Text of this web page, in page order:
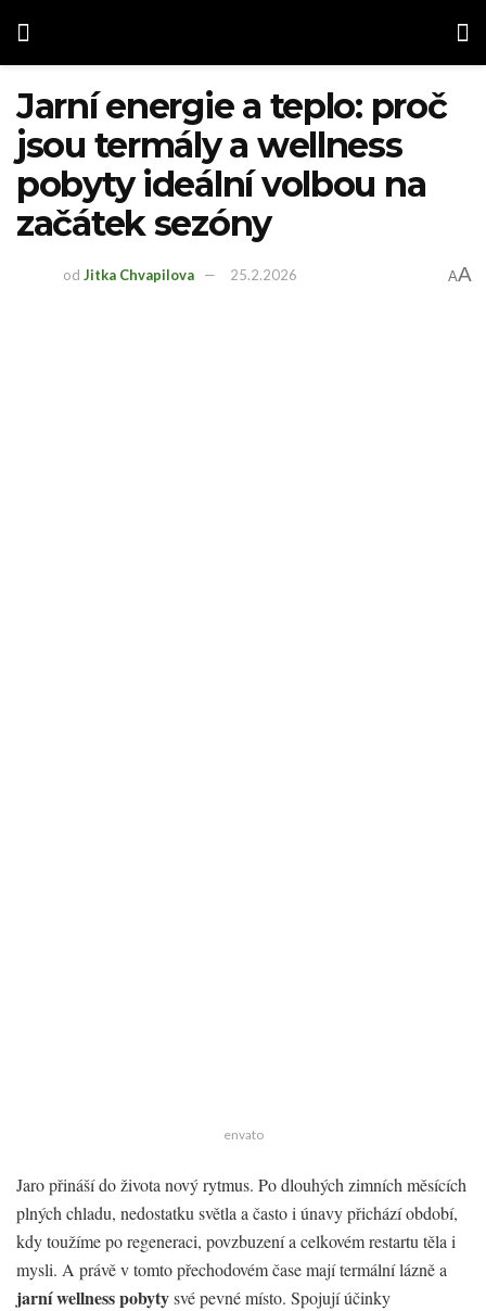
Jarní energie a teplo: proč
jsou termály a wellness
pobyty ideální volbou na
začátek sezóny
od Jitka Chvapilova 25.2.2026 AA
envato
Jaro přináší do života nový rytmus. Po dlouhých zimních měsících
plných chladu, nedostatku světla a často i únavy přichází období,
kdy toužíme po regeneraci, povzbuzení a celkovém restartu těla i
mysli. A právě v tomto přechodovém čase mají termální lázně a
jarní wellness pobytysvé pevné místo. Spojují účinky